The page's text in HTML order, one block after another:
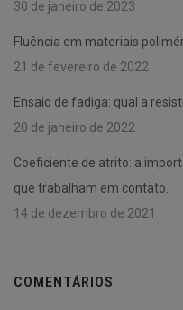
30 de janeiro de 2023
Fluência em materiais
21 de fevereiro de 2022
Ensaio de fadiga: qual a
20 de janeiro de 2022
Coeficiente de atrito: a
que trabalham em contato.
14 de dezembro de 2021
COMENTÁRIOS